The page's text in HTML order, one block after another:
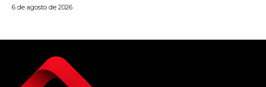
6 de agosto de 2026